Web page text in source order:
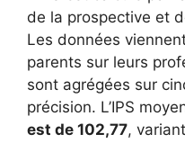
de la prospective et
Les données
parents sur leurs
sont agrégées sur
précision. L’IPS
est de 102,77,